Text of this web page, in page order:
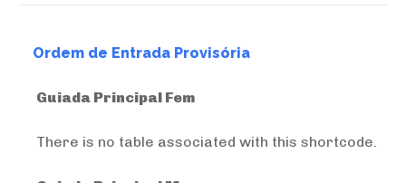
Ordem de Entrada Provisória
Guiada Principal Fem
There is no table associated with this shortcode.